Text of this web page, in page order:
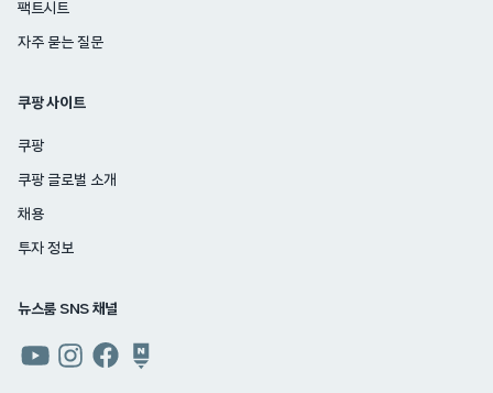
팩트시트
자주 묻는 질문
쿠팡 사이트
쿠팡
쿠팡 글로벌 소개
채용
투자 정보
뉴스룸 SNS 채널